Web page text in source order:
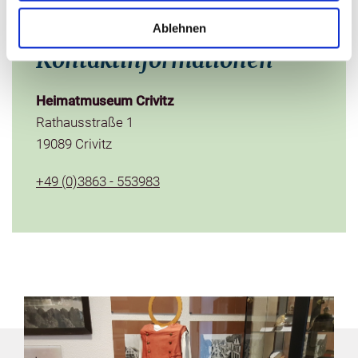
Ablehnen
Kontaktinformationen
Heimatmuseum Crivitz
Rathausstraße 1
19089 Crivitz
+49 (0)3863 - 553983